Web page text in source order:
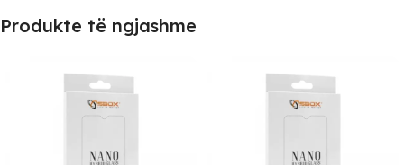
Produkte të ngjashme